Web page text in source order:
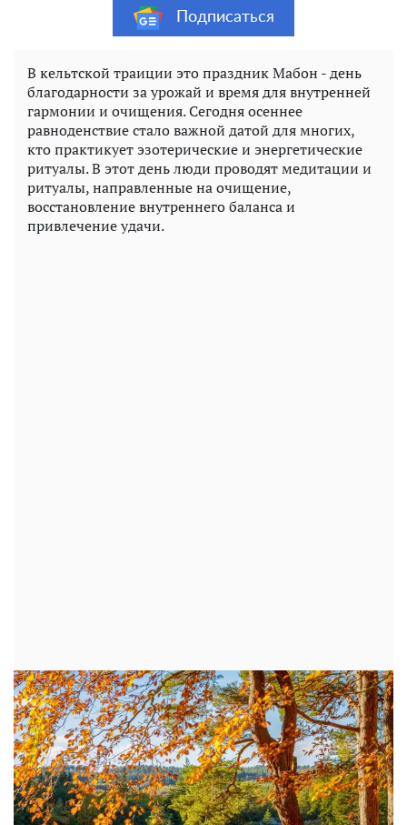
Подписаться
В кельтской траиции это праздник Мабон - день
благодарности за урожай и время для внутренней
гармонии и очищения. Сегодня осеннее
равноденствие стало важной датой для многих,
кто практикует эзотерические и энергетические
ритуалы. В этот день люди проводят медитации и
ритуалы, направленные на очищение,
восстановление внутреннего баланса и
привлечение удачи.